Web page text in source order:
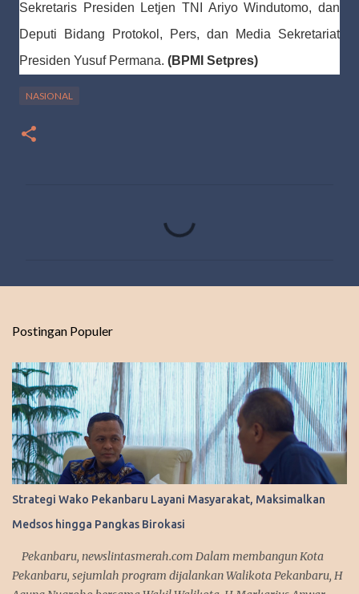
Sekretaris Presiden Letjen TNI Ariyo Windutomo, dan
Deputi Bidang Protokol, Pers, dan Media Sekretariat
Presiden Yusuf Permana. (BPMI Setpres)
NASIONAL
r
Postingan Populer
Strategi Wako Pekanbaru Layani Masyarakat, Maksimalkan
Medsos hingga Pangkas Birokasi
Pekanbaru, newslintasmerah.com Dalam membangun Kota
Pekanbaru, sejumlah program dijalankan Walikota Pekanbaru, H